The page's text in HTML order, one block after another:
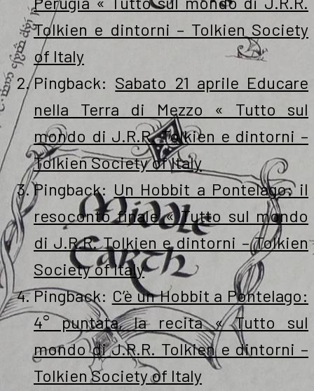
Tolkien e dintorni – Tolkien Society
of Italy
Pingback: Sabato 21 aprile Educare
nella Terra di Mezzo « Tutto sul
mondo di J.R.R. Tolkien e dintorni –
Tolkien Society of Italy
Pingback: Un Hobbit a Pontelago: il
resoconto finale « Tutto sul mondo
di J.R.R. Tolkien e dintorni – Tolkien
Society of Italy
Pingback: C’è un Hobbit a Pontelago:
4° puntata, la recita « Tutto sul
mondo di J.R.R. Tolkien e dintorni –
Tolkien Society of Italy